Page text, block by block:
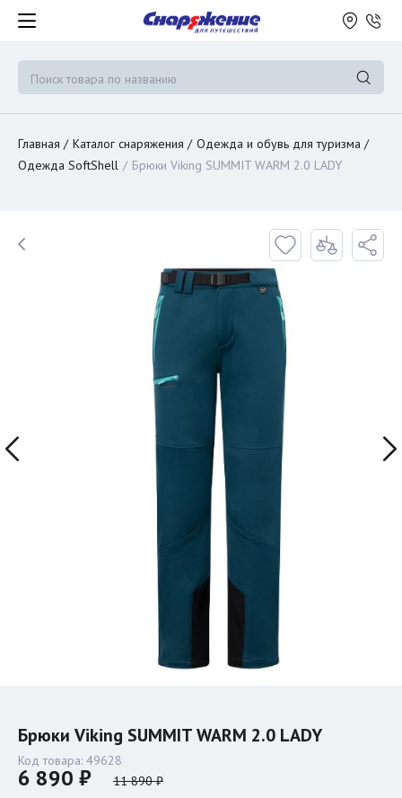
Главная Каталог снаряжения
Одежда и обувь для туризма
Одежда SoftShell
Брюки Viking SUMMIT WARM 2.0 LADY
Брюки Viking SUMMIT WARM 2.0 LADY
Код товара: 49628
6 890 ₽ 11 890 ₽